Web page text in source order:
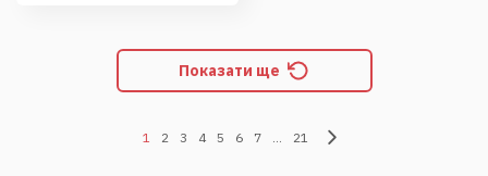
Показати ще
1 2 3 4 5 6 7 ... 21